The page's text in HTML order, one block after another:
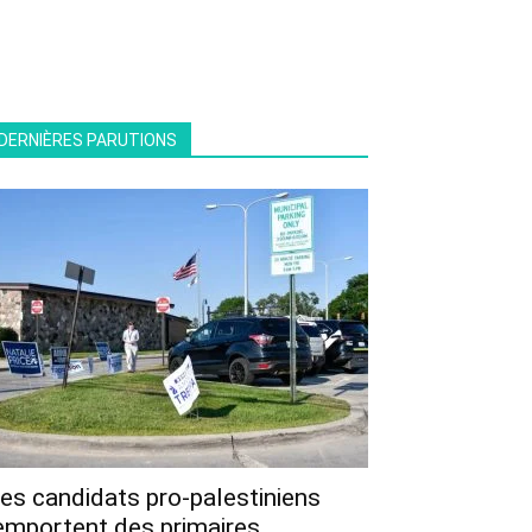
PARUTIONS
candidats pro-palestiniens